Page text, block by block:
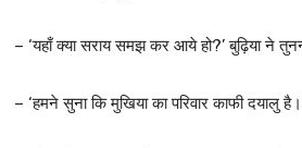
– ‘यहाँ क्या सराय समझ कर आये हो?’ बुढ़िया ने
– ‘हमने सुना कि मुखिया का परिवार काफी दयालु है।